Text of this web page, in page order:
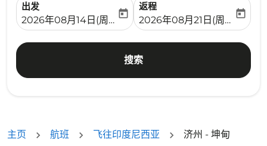
出发
fc-booking-departure-date-aria-label
2026年08月14日(周五)
today
返程
fc-booking-return-date-
2026年08月21日(周五)
today
搜索
主页 航班 飞往印度尼西亚 济州 - 坤甸